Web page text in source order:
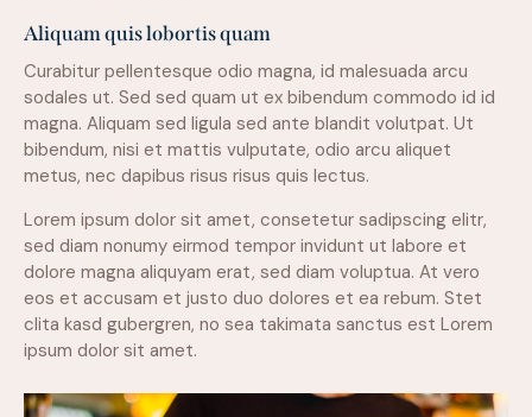
Aliquam quis lobortis quam
Curabitur pellentesque odio magna, id malesuada arcu
sodales ut. Sed sed quam ut ex bibendum commodo id id
magna. Aliquam sed ligula sed ante blandit volutpat. Ut
bibendum, nisi et mattis vulputate, odio arcu aliquet
metus, nec dapibus risus risus quis lectus.
Lorem ipsum dolor sit amet, consetetur sadipscing elitr,
sed diam nonumy eirmod tempor invidunt ut labore et
dolore magna aliquyam erat, sed diam voluptua. At vero
eos et accusam et justo duo dolores et ea rebum. Stet
clita kasd gubergren, no sea takimata sanctus est Lorem
ipsum dolor sit amet.